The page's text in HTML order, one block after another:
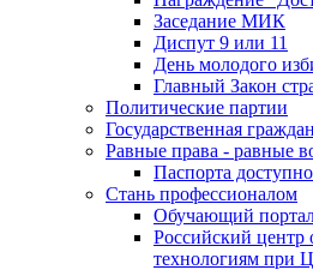
Заседание МИК
Диспут 9 или 11
День молодого
Главный Закон
Политические партии
Государственная
Равные права - равные
Паспорта
Стань профессионалом
Обучающий
Российский центр
технологиям при